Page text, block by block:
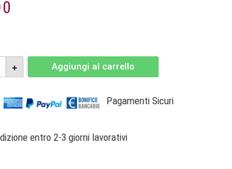
+ Aggiungi al carrello
Pagamenti Sicuri
entro 2-3 giorni lavorativi